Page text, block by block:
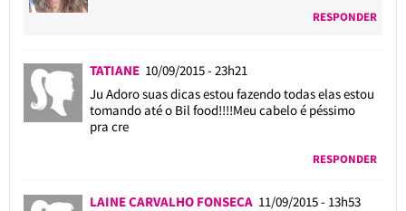
RESPONDER
TATIANE 10/09/2015 - 23h21
Ju Adoro suas dicas estou fazendo todas elas estou
tomando até o Bil food!!!!Meu cabelo é péssimo
pra cre
RESPONDER
LAINE CARVALHO FONSECA 11/09/2015 - 13h53